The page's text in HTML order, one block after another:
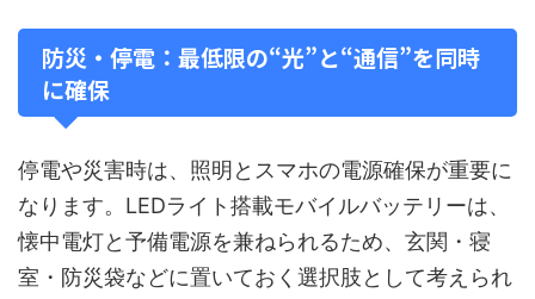
防災・停電：最低限の“光”と“通信”を同時
に確保
停電や災害時は、照明とスマホの電源確保が重要に
なります。LEDライト搭載モバイルバッテリーは、
懐中電灯と予備電源を兼ねられるため、玄関・寝
室・防災袋などに置いておく選択肢として考えられ